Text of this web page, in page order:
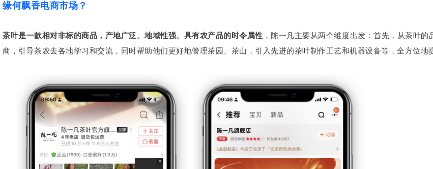
缘何飘香电商市场？
茶叶是一款相对非标的商品，产地广泛、地域性强、具有农产品的时令属性 ，陈一凡主要从两个维度出发：首先，从茶叶
商，引导茶农去各地学习和交流，同时帮助他们更好地管理茶园、茶山，引入先进的茶叶制作工艺和机器设备等，全方位地